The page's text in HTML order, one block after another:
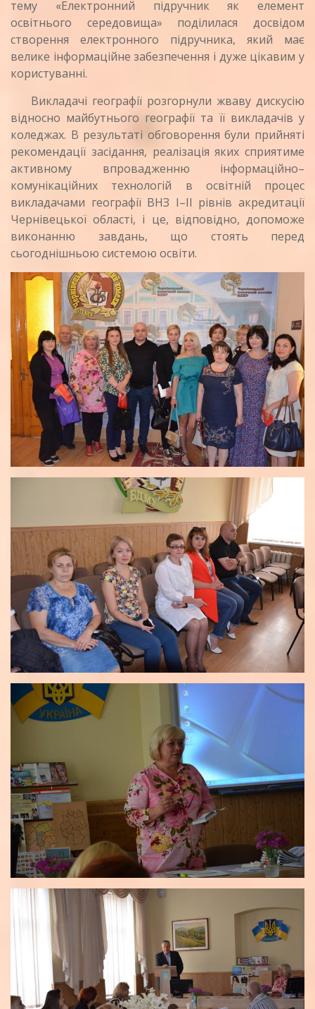
тему «Електронний підручник як елемент
освітнього середовища» поділилася досвідом
створення електронного підручника, який має
велике інформаційне забезпечення і дуже цікавим у
користуванні.
Викладачі географії розгорнули жваву дискусію
відносно майбутнього географії та її викладачів у
коледжах. В результаті обговорення були прийняті
рекомендації засідання, реалізація яких сприятиме
активному впровадженню інформаційно–
комунікаційних технологій в освітній процес
викладачами географії ВНЗ І–ІІ рівнів акредитації
Чернівецької області, і це, відповідно, допоможе
виконанню завдань, що стоять перед
сьогоднішньою системою освіти.